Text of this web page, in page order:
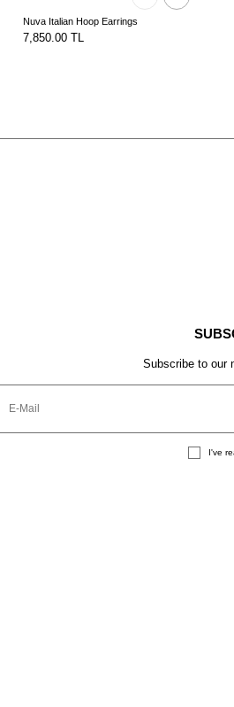
Nuva Italian Hoop Earrings
7,850.00TL
Subscribe to our
I've